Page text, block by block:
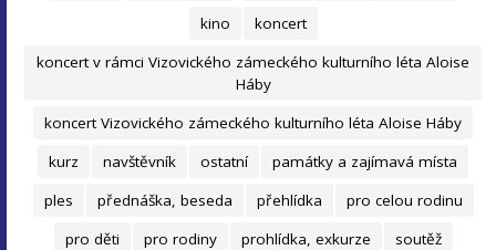
kino
koncert
koncert v rámci Vizovického zámeckého kulturního léta Aloise
Háby
koncert Vizovického zámeckého kulturního léta Aloise Háby
kurz
navštěvník ostatní
památky a zajímavá místa
ples
přednáška, beseda přehlídka
pro celou rodinu
pro děti
pro rodiny prohlídka, exkurze
soutěž